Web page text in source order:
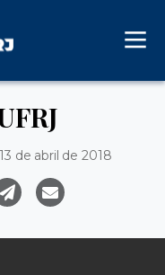
13 de abril de 2018